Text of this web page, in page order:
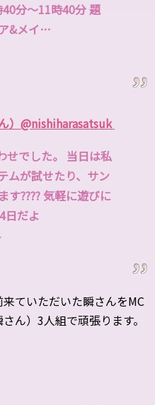
分〜11時40分 題
&メイ…
@nishiharasatsuk
せでした。 当日は私
ムが試せたり、サン
す???? 気軽に遊びに
日だよ
ていただいた瞬さんをMC
ん）3人組で頑張ります。